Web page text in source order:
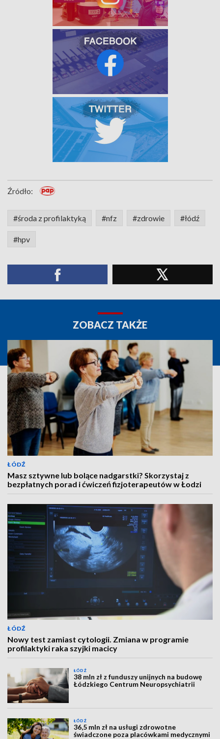
Źródło:
#środa z profilaktyką #nfz #zdrowie #łódź
#hpv
ZOBACZ TAKŻE
ŁÓDŹ
Masz sztywne lub bolące nadgarstki? Skorzystaj z
bezpłatnych porad i ćwiczeń fizjoterapeutów w Łodzi
ŁÓDŹ
Nowy test zamiast cytologii. Zmiana w programie
profilaktyki raka szyjki macicy
ŁÓDŹ
38 mln zł z funduszy unijnych na budowę
Łódzkiego Centrum Neuropsychiatrii
ŁÓDŹ
36,5 mln zł na usługi zdrowotne
świadczone poza placówkami medycznymi